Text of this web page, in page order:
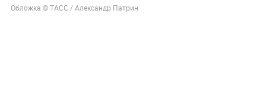
Обложка © ТАСС / Александр Патрин